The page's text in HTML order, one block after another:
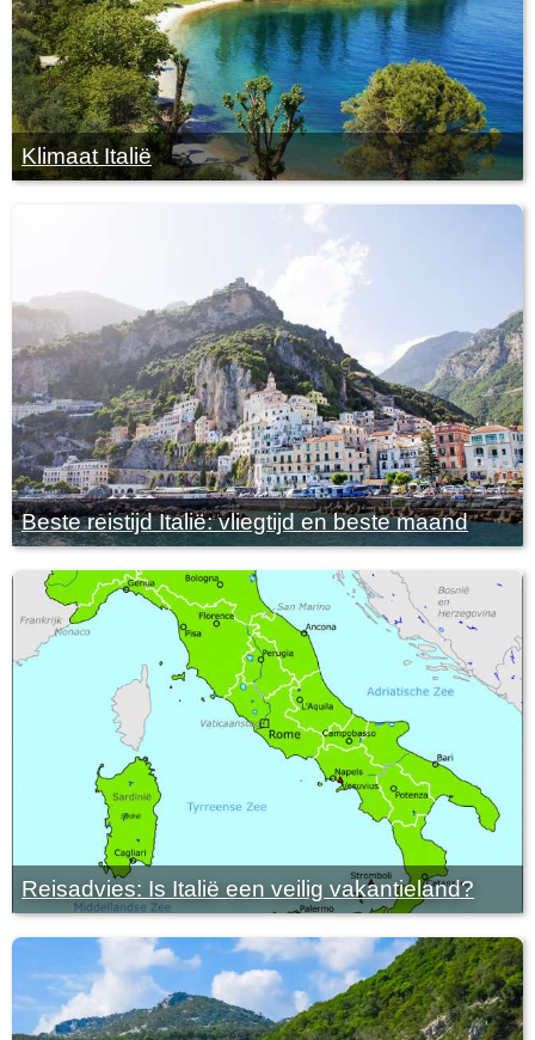
Klimaat Italië
Beste reistijd Italië: vliegtijd en beste maand
Reisadvies: Is Italië een veilig vakantieland?